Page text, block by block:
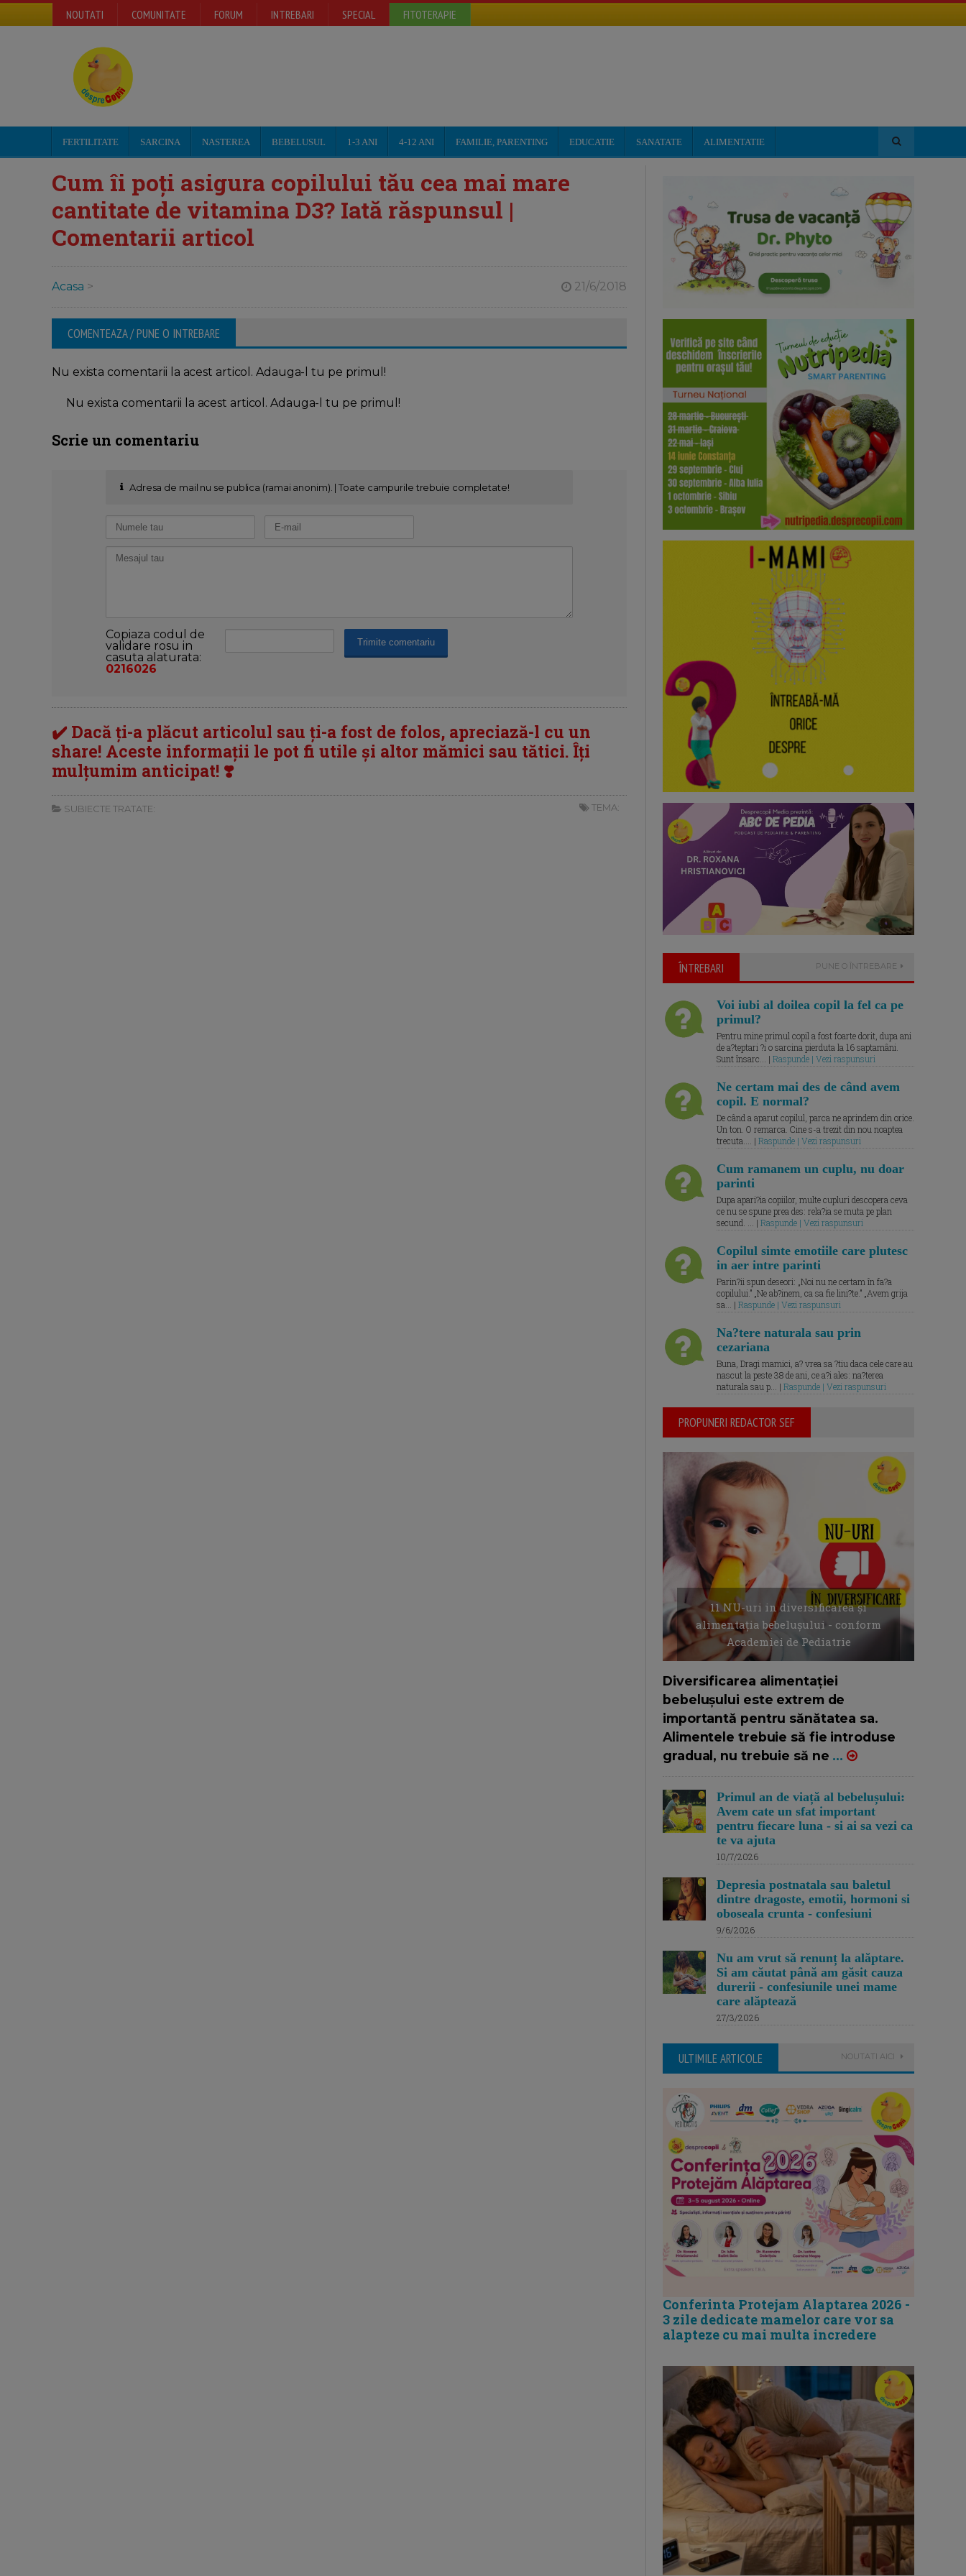
NOUTATI COMUNITATE FORUM INTREBARI SPECIAL FITOTERAPIE
FERTILITATE SARCINA NASTEREA BEBELUSUL 1-3 ANI 4-12 ANI FAMILIE, PARENTING EDUCATIE SANATATE ALIMENTATIE
Cum îi poți asigura copilului tău cea mai mare
cantitate de vitamina D3? Iată răspunsul |
Comentarii articol
Acasa > 21/6/2018
COMENTEAZA / PUNE O INTREBARE
Nu exista comentarii la acest articol. Adauga-l tu pe primul!
Nu exista comentarii la acest articol. Adauga-l tu pe primul!
Scrie un comentariu
Adresa de mail nu se publica (ramai anonim). | Toate campurile trebuie completate!
Copiaza codul de
validare rosu in
casuta alaturata:
0216026
✔️ Dacă ți-a plăcut articolul sau ți-a fost de folos, apreciază-l cu un
share! Aceste informații le pot fi utile și altor mămici sau tătici. Îți
mulțumim anticipat! ❣️
SUBIECTE TRATATE: TEMA:
ÎNTREBARI PUNE O ÎNTREBARE
Voi iubi al doilea copil la fel ca pe
primul?
Pentru mine primul copil a fost foarte dorit, dupa ani
de a?teptari ?i o sarcina pierduta la 16 saptamâni.
Sunt însarc... | Raspunde | Vezi raspunsuri
Ne certam mai des de când avem
copil. E normal?
De când a aparut copilul, parca ne aprindem din orice.
Un ton. O remarca. Cine s-a trezit din nou noaptea
trecuta.... | Raspunde | Vezi raspunsuri
Cum ramanem un cuplu, nu doar
parinti
Dupa apari?ia copiilor, multe cupluri descopera ceva
ce nu se spune prea des: rela?ia se muta pe plan
secund. ... | Raspunde | Vezi raspunsuri
Copilul simte emotiile care plutesc
in aer intre parinti
Parin?ii spun deseori: „Noi nu ne certam în fa?a
copilului.” „Ne ab?inem, ca sa fie lini?te.” „Avem grija
sa... | Raspunde | Vezi raspunsuri
Na?tere naturala sau prin
cezariana
Buna, Dragi mamici, a? vrea sa ?tiu daca cele care au
nascut la peste 38 de ani, ce a?i ales: na?terea
naturala sau p... | Raspunde | Vezi raspunsuri
PROPUNERI REDACTOR SEF
11 NU-uri in diversificarea și
alimentația bebelușului - conform
Academiei de Pediatrie
Diversificarea alimentației
bebelușului este extrem de
importantă pentru sănătatea sa.
Alimentele trebuie să fie introduse
gradual, nu trebuie să ne ...
Primul an de viață al bebelușului:
Avem cate un sfat important
pentru fiecare luna - si ai sa vezi ca
te va ajuta
10/7/2026
Depresia postnatala sau baletul
dintre dragoste, emotii, hormoni si
oboseala crunta - confesiuni
9/6/2026
Nu am vrut să renunț la alăptare.
Si am căutat până am găsit cauza
durerii - confesiunile unei mame
care alăptează
27/3/2026
ULTIMILE ARTICOLE NOUTATI AICI
Conferinta Protejam Alaptarea 2026 -
3 zile dedicate mamelor care vor sa
alapteze cu mai multa incredere